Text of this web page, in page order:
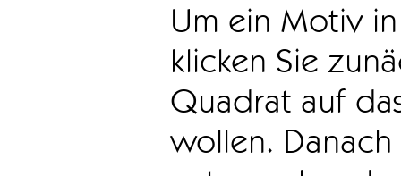
Um ein Motiv
klicken Sie
Quadrat auf
wollen.